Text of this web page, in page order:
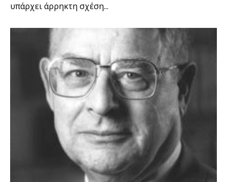
υπάρχει άρρηκτη σχέση...